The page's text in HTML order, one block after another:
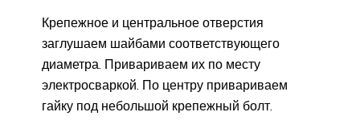
Крепежное и центральное отверстия
заглушаем шайбами соответствующего
диаметра. Привариваем их по месту
электросваркой. По центру привариваем
гайку под небольшой крепежный болт.